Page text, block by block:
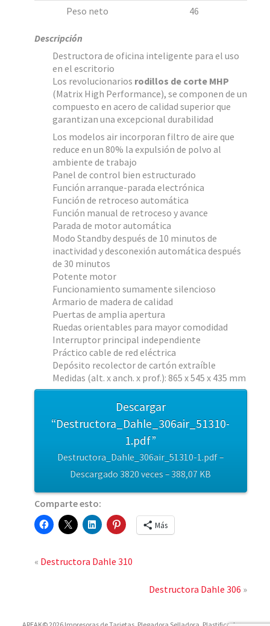
Peso neto
46
Descripción
Destructora de oficina inteligente para el uso
en el escritorio
Los revolucionarios rodillos de corte MHP
(Matrix High Performance), se componen de un
compuesto en acero de calidad superior que
garantizan una excepcional durabilidad
Los modelos air incorporan filtro de aire que
reduce en un 80% la expulsión de polvo al
ambiente de trabajo
Panel de control bien estructurado
Función arranque-parada electrónica
Función de retroceso automática
Función manual de retroceso y avance
Parada de motor automática
Modo Standby después de 10 minutos de
inactividad y desconexión automática después
de 30 minutos
Potente motor
Funcionamiento sumamente silencioso
Armario de madera de calidad
Puertas de amplia apertura
Ruedas orientables para mayor comodidad
Interruptor principal independiente
Práctico cable de red eléctrica
Depósito recolector de cartón extraíble
Medidas (alt. x anch. x prof.): 865 x 545 x 435 mm
Descargar
“Destructora_Dahle_306air_51310-
1.pdf”
Destructora_Dahle_306air_51310-1.pdf –
Descargado 3820 veces – 388,07 KB
Comparte esto:
Más
« Destructora Dahle 310
Destructora Dahle 306 »